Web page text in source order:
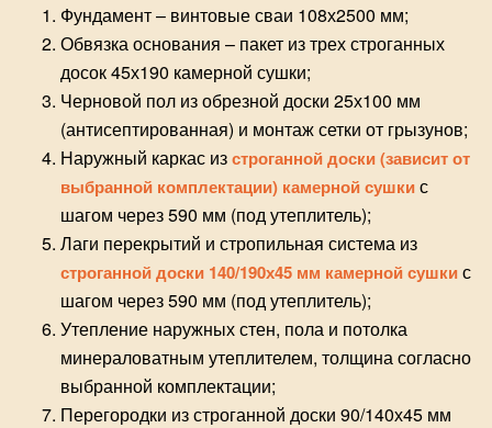
Фундамент – винтовые сваи 108х2500 мм;
Обвязка основания – пакет из трех строганных
досок 45х190 камерной сушки;
Черновой пол из обрезной доски 25х100 мм
(антисептированная) и монтажсетки от грызунов;
Наружный каркас изстроганной доски (зависит от
выбранной комплектации) камерной сушкис
шагом через 590 мм (под утеплитель);
Лаги перекрытий и стропильная система из
строганной доски 140/190х45 мм камерной сушкис
шагом через 590 мм (под утеплитель);
Утепление наружных стен, пола и потолка
минераловатным утеплителем, толщина согласно
выбранной комплектации;
Перегородки из строганной доски 90/140х45 мм